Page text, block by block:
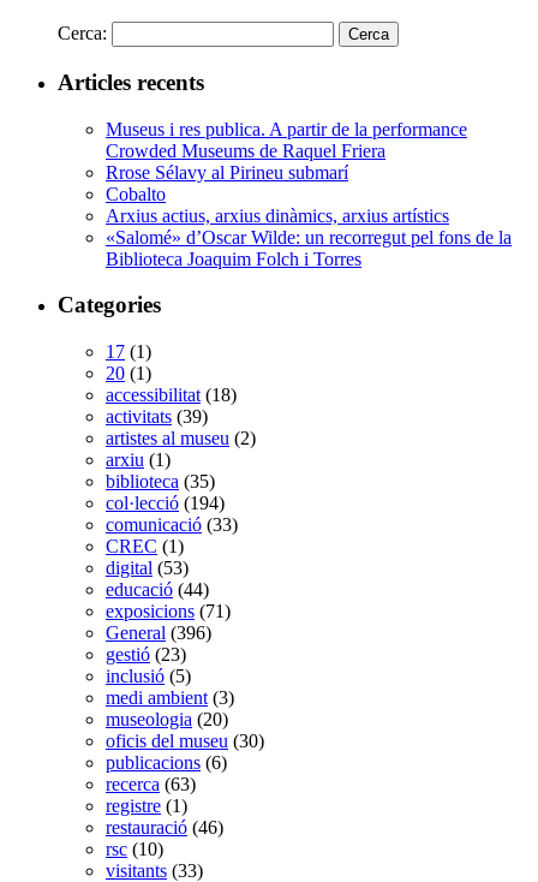
Cerca:
Articles recents
Museus i res publica. A partir de la performance
Crowded Museums de Raquel Friera
Rrose Sélavy al Pirineu submarí
Cobalto
Arxius actius, arxius dinàmics, arxius artístics
«Salomé» d’Oscar Wilde: un recorregut pel fons de la
Biblioteca Joaquim Folch i Torres
Categories
17 (1)
20 (1)
accessibilitat (18)
activitats (39)
artistes al museu (2)
arxiu (1)
biblioteca (35)
col·lecció (194)
comunicació (33)
CREC (1)
digital (53)
educació (44)
exposicions (71)
General (396)
gestió (23)
inclusió (5)
medi ambient (3)
museologia (20)
oficis del museu (30)
publicacions (6)
recerca (63)
registre (1)
restauració (46)
rsc (10)
visitants (33)